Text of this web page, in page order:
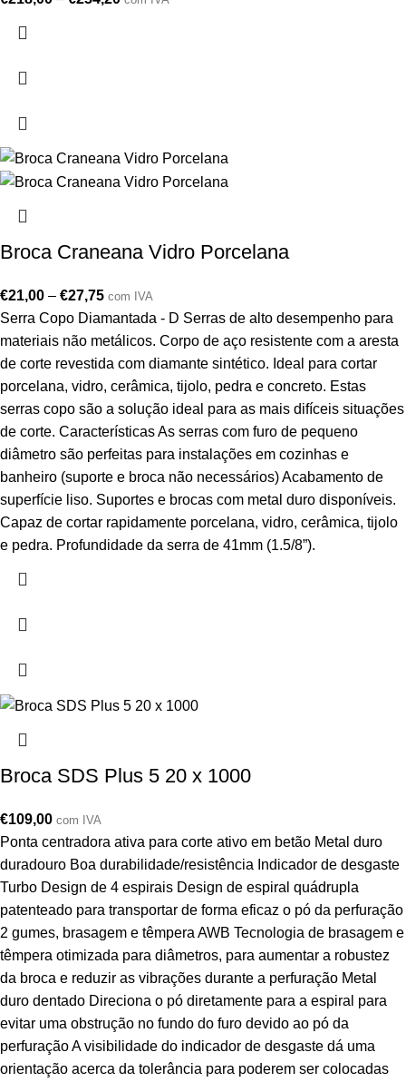
Broca Craneana Vidro Porcelana
€21,00 – €27,75 com IVA
Serra Copo Diamantada - D Serras de alto desempenho para
materiais não metálicos. Corpo de aço resistente com a aresta
de corte revestida com diamante sintético. Ideal para cortar
porcelana, vidro, cerâmica, tijolo, pedra e concreto. Estas
serras copo são a solução ideal para as mais difíceis situações
de corte. Características As serras com furo de pequeno
diâmetro são perfeitas para instalações em cozinhas e
banheiro (suporte e broca não necessários) Acabamento de
superfície liso. Suportes e brocas com metal duro disponíveis.
Capaz de cortar rapidamente porcelana, vidro, cerâmica, tijolo
e pedra. Profundidade da serra de 41mm (1.5/8”).
Broca SDS Plus 5 20 x 1000
€109,00 com IVA
Ponta centradora ativa para corte ativo em betão Metal duro
duradouro Boa durabilidade/resistência Indicador de desgaste
Turbo Design de 4 espirais Design de espiral quádrupla
patenteado para transportar de forma eficaz o pó da perfuração
2 gumes, brasagem e têmpera AWB Tecnologia de brasagem e
têmpera otimizada para diâmetros, para aumentar a robustez
da broca e reduzir as vibrações durante a perfuração Metal
duro dentado Direciona o pó diretamente para a espiral para
evitar uma obstrução no fundo do furo devido ao pó da
perfuração A visibilidade do indicador de desgaste dá uma
orientação acerca da tolerância para poderem ser colocadas